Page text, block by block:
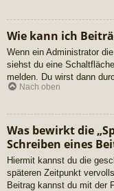
Wie kann ich
Wenn ein Administrator
siehst du eine
melden. Du wirst dann
Nach oben
Was bewirkt die
Schreiben eines
Hiermit kannst du die
späteren Zeitpunkt
Beitrag kannst du mit der